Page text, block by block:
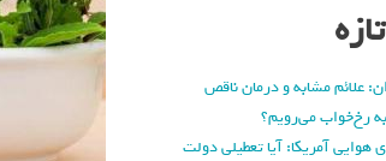
علائم مشابه و درمان ناقص
رخ‌خواب می‌رویم؟
هوایی آمریکا: آیا تعطیلی دولت